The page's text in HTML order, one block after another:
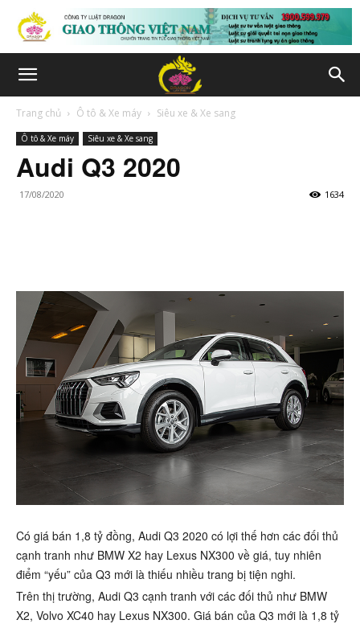
Trang chủ Ô tô & Xe máy Siêu xe & Xe sang
Ô tô & Xe máy Siêu xe & Xe sang
Audi Q3 2020
17/08/2020 1634
Có giá bán 1,8 tỷ đồng, Audi Q3 2020 có lợi thế hơn các đối thủ
cạnh tranh như BMW X2 hay Lexus NX300 về giá, tuy nhiên
điểm “yếu” của Q3 mới là thiếu nhiều trang bị tiện nghi.
Trên thị trường, Audi Q3 cạnh tranh với các đối thủ như BMW
X2, Volvo XC40 hay Lexus NX300. Giá bán của Q3 mới là 1,8 tỷ